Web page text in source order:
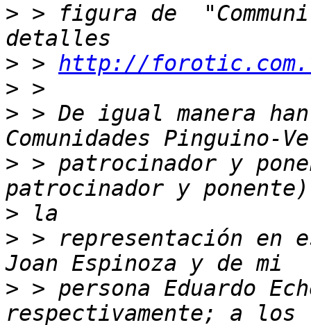
> > figura de
> > http://
>
> > De igual manera
> > patrocinador y
>
> > representación en
> > persona Eduardo